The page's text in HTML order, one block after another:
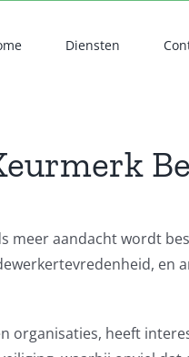
Diensten
meer aandacht wordt
en
organisaties, heeft